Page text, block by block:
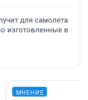
для самолета
изготовленные в
МНЕНИЕ